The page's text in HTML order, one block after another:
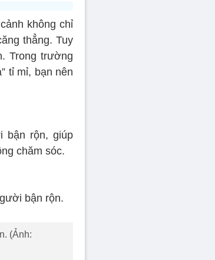
không chỉ
thẳng. Tuy
Trong trường
tỉ mỉ, bạn nên
bận rộn, giúp
chăm sóc.
(Ảnh: